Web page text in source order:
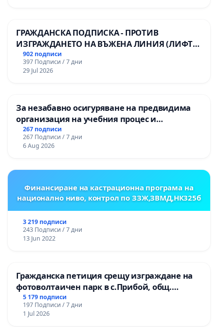
ГРАЖДАНСКА ПОДПИСКА - ПРОТИВ
ИЗГРАЖДАНЕТО НА ВЪЖЕНА ЛИНИЯ (ЛИФТ)
НА ТЕРИТОРИЯТА НА ПРИРОДНА
ЗАБЕЛЕЖИТЕЛНОСТ „ХЪЛМ НА
ОСВОБОДИТЕЛИТЕ“ (БУНАРДЖИК)
902 подписи
397 Подписи / 7 дни
29 Jul 2026
За незабавно осигуряване на предвидима
организация на учебния процес и
гарантиране на правото на равнопоставено
и качествено образование на учениците от
ОУ „Княз Александър I“ и Хуманитарна
267 подписи
267 Подписи / 7 дни
6 Aug 2026
Финансиране на кастрационна програма на
национално ниво, контрол по ЗЗЖ,ЗВМД,НК325б
3 219 подписи
243 Подписи / 7 дни
13 Jun 2022
Гражданска петиция срещу изграждане на
фотоволтаичен парк в с.Прибой, общ.
Радомир
5 179 подписи
197 Подписи / 7 дни
1 Jul 2026